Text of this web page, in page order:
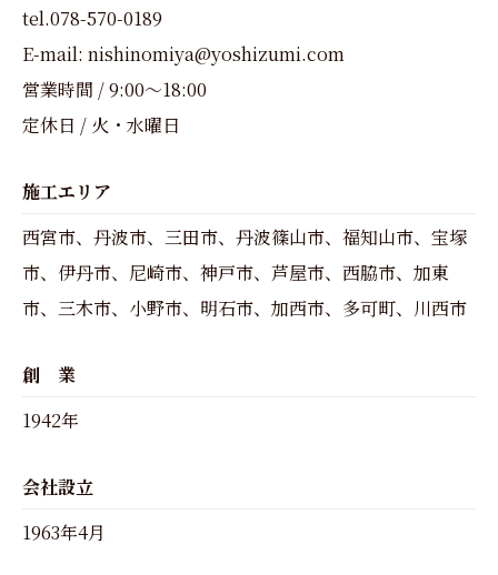
tel.078-570-0189
E-mail: nishinomiya@yoshizumi.com
営業時間 / 9:00～18:00
定休日 / 火・水曜日
施工エリア
西宮市、丹波市、三田市、丹波篠山市、福知山市、宝塚
市、伊丹市、尼崎市、神戸市、芦屋市、西脇市、加東
市、三木市、小野市、明石市、加西市、多可町、川西市
創 業
1942年
会社設立
1963年4月